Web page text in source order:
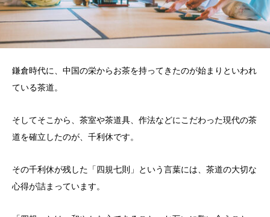
鎌倉時代に、中国の栄からお茶を持ってきたのが始まりといわれ
ている茶道。
そしてそこから、茶室や茶道具、作法などにこだわった現代の茶
道を確立したのが、千利休です。
その千利休が残した「四規七則」という言葉には、茶道の大切な
心得が詰まっています。